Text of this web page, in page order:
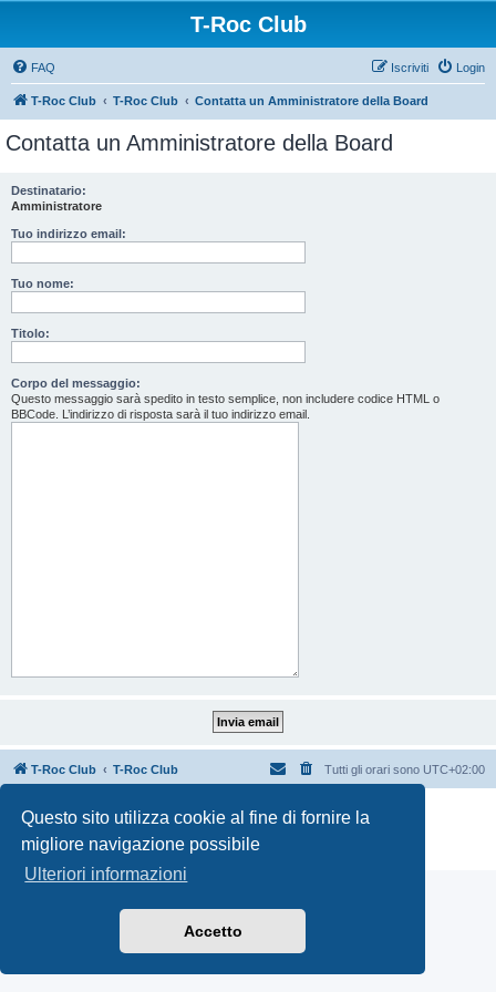
Questo sito utilizza cookie al fine di fornire la
migliore navigazione possibile
Ulteriori informazioni
Accetto
T-Roc Club
FAQ Login
Iscriviti
T-Roc Club T-Roc Club Contatta un Amministratore della Board
Contatta un Amministratore della Board
Destinatario:
Amministratore
Tuo indirizzo email:
Tuo nome:
Titolo:
Corpo del messaggio:
Questo messaggio sarà spedito in testo semplice, non includere codice HTML o
BBCode. L’indirizzo di risposta sarà il tuo indirizzo email.
T-Roc Club T-Roc Club Tutti gli orari sono UTC+02:00
Creato da
® Forum Software © phpBB Limited
Privacy|Condizioni